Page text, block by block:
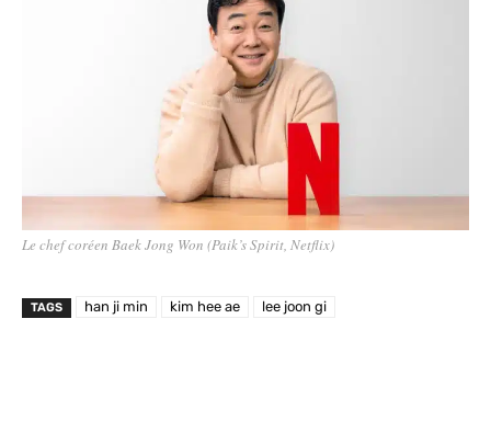
Le chef coréen Baek Jong Won (Paik’s Spirit, Netflix)
TAGS han ji min kim hee ae lee joon gi